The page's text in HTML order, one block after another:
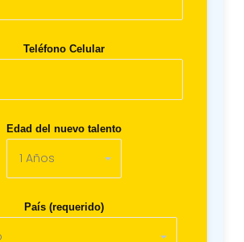
Teléfono Celular
Edad del nuevo talento
País (requerido)